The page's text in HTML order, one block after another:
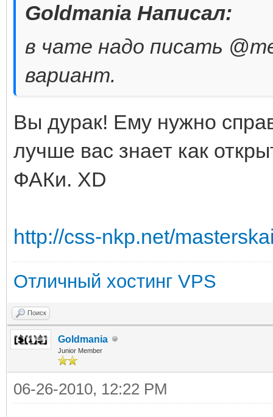
Goldmania Написал:
в чате надо писать
вариант.
Вы дурак! Ему нужно
лучше вас знает как
ФАКи. XD
http://css-nkp.net/
Отличный хостинг VPS
Поиск
Goldmania
Junior Member
06-26-2010, 12:22 PM